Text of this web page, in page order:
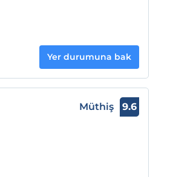
Yer durumuna bak
Müthiş 9.6